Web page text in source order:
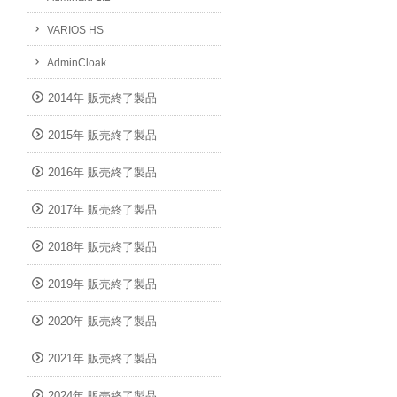
VARIOS HS
AdminCloak
2014年 販売終了製品
2015年 販売終了製品
2016年 販売終了製品
2017年 販売終了製品
2018年 販売終了製品
2019年 販売終了製品
2020年 販売終了製品
2021年 販売終了製品